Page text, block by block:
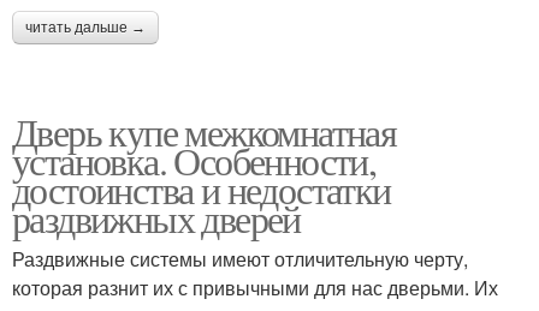
читать дальше →
Дверь купе межкомнатная
установка. Особенности,
достоинства и недостатки
раздвижных дверей
Раздвижные системы имеют отличительную черту,
которая разнит их с привычными для нас дверьми. Их